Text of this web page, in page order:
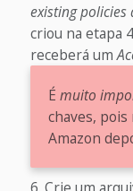
existing policies
criou na etapa
receberá um
Émuito
chaves,
Amazon